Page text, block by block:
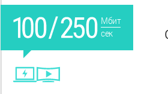
Мбит
сек